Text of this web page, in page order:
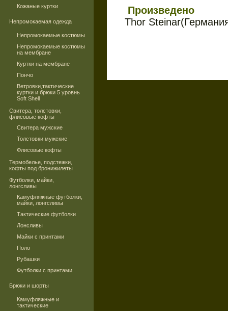
Кожаные куртки
Непромокаемая одежда
Непромокаемые костюмы
Непромокаемые костюмы
на мембране
Куртки на мембране
Пончо
Ветровки,тактические
куртки и брюки 5 уровнь
Soft Shell
Свитера, толстовки,
флисовые кофты
Свитера мужские
Толстовки мужские
Флисовые кофты
Термобелье, подстежки,
кофты под бронижилеты
Футболки, майки,
лонгсливы
Камуфляжные футболки,
майки, лонгсливы
Тактические футболки
Лонсливы
Майки с принтами
Поло
Рубашки
Футболки с принтами
Брюки и шорты
Камуфляжные и
тактические
Произведено
Thor